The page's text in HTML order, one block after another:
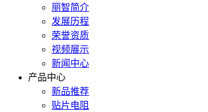
丽智简介
发展历程
荣誉资质
视频展示
新闻中心
产品中心
新品推荐
贴片电阻